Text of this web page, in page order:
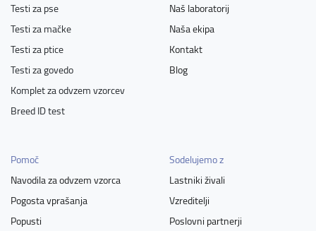
Testi za pse
Testi za mačke
Testi za ptice
Testi za govedo
Komplet za odvzem vzorcev
Breed ID test
Naš laboratorij
Naša ekipa
Kontakt
Blog
Pomoč
Navodila za odvzem vzorca
Pogosta vprašanja
Popusti
Sodelujemo z
Lastniki živali
Vzreditelji
Poslovni partnerji